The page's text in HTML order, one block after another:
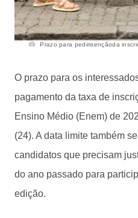
Prazo para pedirisençãoda
O prazo para os
pagamento da taxa de
Ensino Médio (Enem) de
(24). A data limite também
candidatos que precisam
do ano passado para
edição.